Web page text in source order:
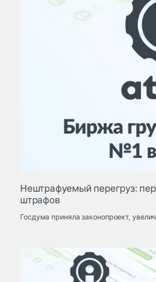
Нештрафуемый перегруз:
штрафов
Госдума приняла законопроект,